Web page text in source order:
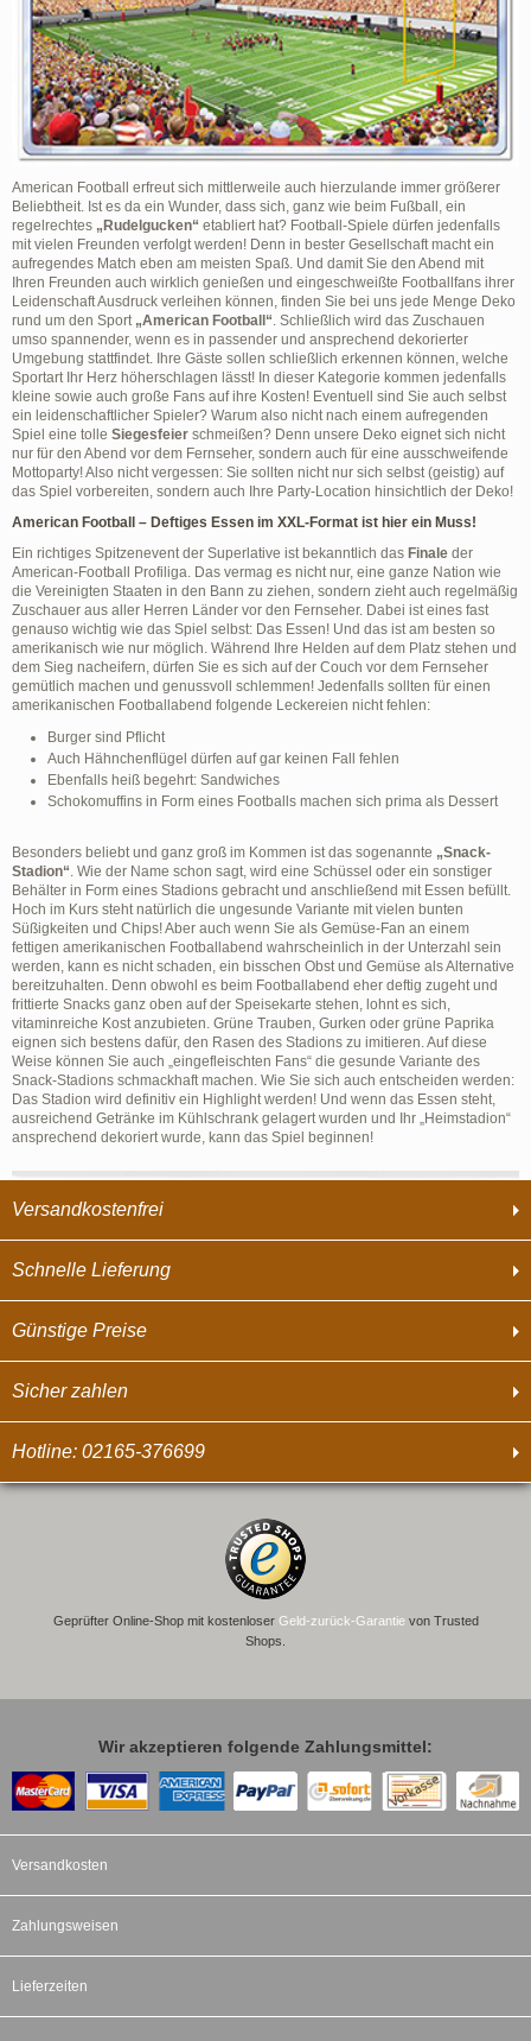
Versandkostenfrei
Schnelle Lieferung
Günstige Preise
Sicher zahlen
Hotline: 02165-376699
American Football erfreut sich mittlerweile auch hierzulande immer größerer
Beliebtheit. Ist es da ein Wunder, dass sich, ganz wie beim Fußball, ein
regelrechtes „Rudelgucken“ etabliert hat? Football-Spiele dürfen jedenfalls
mit vielen Freunden verfolgt werden! Denn in bester Gesellschaft macht ein
aufregendes Match eben am meisten Spaß. Und damit Sie den Abend mit
Ihren Freunden auch wirklich genießen und eingeschweißte Footballfans ihrer
Leidenschaft Ausdruck verleihen können, finden Sie bei uns jede Menge Deko
rund um den Sport „American Football“ . Schließlich wird das Zuschauen
umso spannender, wenn es in passender und ansprechend dekorierter
Umgebung stattfindet. Ihre Gäste sollen schließlich erkennen können, welche
Sportart Ihr Herz höherschlagen lässt! In dieser Kategorie kommen jedenfalls
kleine sowie auch große Fans auf ihre Kosten! Eventuell sind Sie auch selbst
ein leidenschaftlicher Spieler? Warum also nicht nach einem aufregenden
Spiel eine tolle Siegesfeier schmeißen? Denn unsere Deko eignet sich nicht
nur für den Abend vor dem Fernseher, sondern auch für eine ausschweifende
Mottoparty! Also nicht vergessen: Sie sollten nicht nur sich selbst (geistig) auf
das Spiel vorbereiten, sondern auch Ihre Party-Location hinsichtlich der Deko!
American Football – Deftiges Essen im XXL-Format ist hier ein Muss!
Ein richtiges Spitzenevent der Superlative ist bekanntlich das Finale der
American-Football Profiliga. Das vermag es nicht nur, eine ganze Nation wie
die Vereinigten Staaten in den Bann zu ziehen, sondern zieht auch regelmäßig
Zuschauer aus aller Herren Länder vor den Fernseher. Dabei ist eines fast
genauso wichtig wie das Spiel selbst: Das Essen! Und das ist am besten so
amerikanisch wie nur möglich. Während Ihre Helden auf dem Platz stehen und
dem Sieg nacheifern, dürfen Sie es sich auf der Couch vor dem Fernseher
gemütlich machen und genussvoll schlemmen! Jedenfalls sollten für einen
amerikanischen Footballabend folgende Leckereien nicht fehlen:
Burger sind Pflicht
Auch Hähnchenflügel dürfen auf gar keinen Fall fehlen
Ebenfalls heiß begehrt: Sandwiches
Schokomuffins in Form eines Footballs machen sich prima als Dessert
Besonders beliebt und ganz groß im Kommen ist das sogenannte „Snack-
Stadion“ . Wie der Name schon sagt, wird eine Schüssel oder ein sonstiger
Behälter in Form eines Stadions gebracht und anschließend mit Essen befüllt.
Hoch im Kurs steht natürlich die ungesunde Variante mit vielen bunten
Süßigkeiten und Chips! Aber auch wenn Sie als Gemüse-Fan an einem
fettigen amerikanischen Footballabend wahrscheinlich in der Unterzahl sein
werden, kann es nicht schaden, ein bisschen Obst und Gemüse als Alternative
bereitzuhalten. Denn obwohl es beim Footballabend eher deftig zugeht und
frittierte Snacks ganz oben auf der Speisekarte stehen, lohnt es sich,
vitaminreiche Kost anzubieten. Grüne Trauben, Gurken oder grüne Paprika
eignen sich bestens dafür, den Rasen des Stadions zu imitieren. Auf diese
Weise können Sie auch „eingefleischten Fans“ die gesunde Variante des
Snack-Stadions schmackhaft machen. Wie Sie sich auch entscheiden werden:
Das Stadion wird definitiv ein Highlight werden! Und wenn das Essen steht,
ausreichend Getränke im Kühlschrank gelagert wurden und Ihr „Heimstadion“
ansprechend dekoriert wurde, kann das Spiel beginnen!
Geprüfter Online-Shop mit kostenloser Geld-zurück-Garantievon Trusted
Shops.
Wir akzeptieren folgende Zahlungsmittel:
Versandkosten
Zahlungsweisen
Lieferzeiten